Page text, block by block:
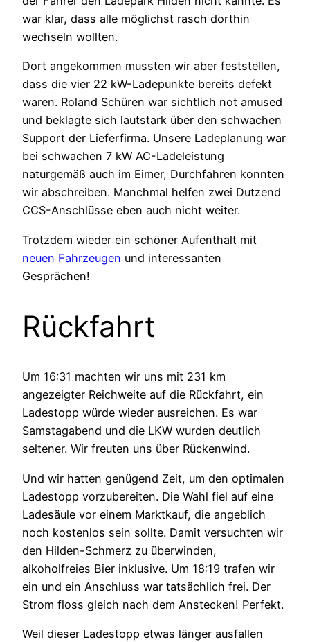
war klar, dass alle möglichst rasch dorthin
wechseln wollten.
Dort angekommen mussten wir aber feststellen,
dass die vier 22 kW-Ladepunkte bereits defekt
waren. Roland Schüren war sichtlich not amused
und beklagte sich lautstark über den schwachen
Support der Lieferfirma. Unsere Ladeplanung war
bei schwachen 7 kW AC-Ladeleistung
naturgemäß auch im Eimer, Durchfahren konnten
wir abschreiben. Manchmal helfen zwei Dutzend
CCS-Anschlüsse eben auch nicht weiter.
Trotzdem wieder ein schöner Aufenthalt mit
neuen Fahrzeugen und interessanten
Gesprächen!
Rückfahrt
Um 16:31 machten wir uns mit 231 km
angezeigter Reichweite auf die Rückfahrt, ein
Ladestopp würde wieder ausreichen. Es war
Samstagabend und die LKW wurden deutlich
seltener. Wir freuten uns über Rückenwind.
Und wir hatten genügend Zeit, um den optimalen
Ladestopp vorzubereiten. Die Wahl fiel auf eine
Ladesäule vor einem Marktkauf, die angeblich
noch kostenlos sein sollte. Damit versuchten wir
den Hilden-Schmerz zu überwinden,
alkoholfreies Bier inklusive. Um 18:19 trafen wir
ein und ein Anschluss war tatsächlich frei. Der
Strom floss gleich nach dem Anstecken! Perfekt.
Weil dieser Ladestopp etwas länger ausfallen